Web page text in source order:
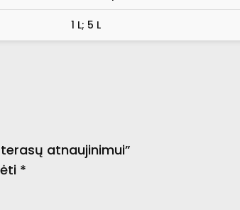
1 L; 5 L
atnaujinimui”
*